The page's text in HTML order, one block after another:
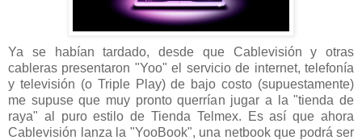
Ya se habían tardado, desde que Cablevisión y otras
cableras presentaron "Yoo" el servicio de internet, telefonía
y televisión (o Triple Play) de bajo costo (supuestamente)
me supuse que muy pronto querrían jugar a la "tienda de
raya" al puro estilo de Tienda Telmex. Es así que ahora
Cablevisión lanza la "YooBook", una netbook que podrá ser